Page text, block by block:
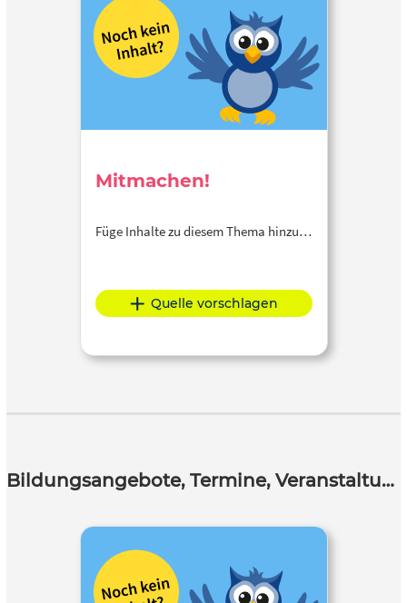
Mitmachen!
Füge Inhalte zu diesem Thema hinzu…
Quelle vorschlagen
Bildungsangebote, Termine, Veranstaltungen